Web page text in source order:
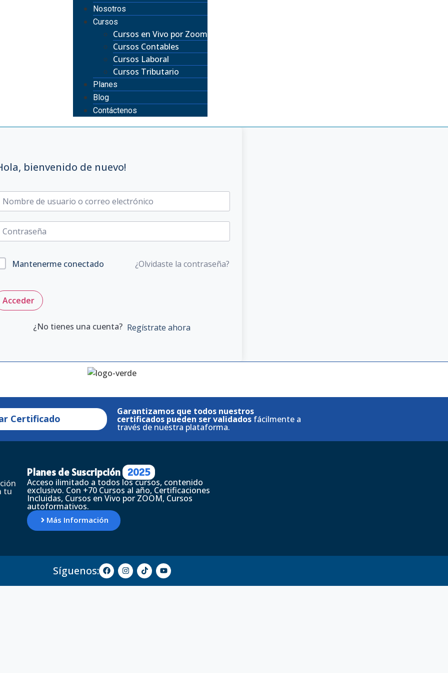
Nosotros
Cursos
Cursos en Vivo por Zoom
Cursos Contables
Cursos Laboral
Cursos Tributario
Planes
Blog
Contáctenos
bienvenido de nuevo!
Mantenerme conectado ¿Olvidaste la contraseña?
Acceder
¿No tienes una cuenta? Regístrate ahora
Certificado
Garantizamos que todos nuestros
certificados pueden ser validados fácilmente a
través de nuestra plataforma.
tu
Planes de Suscripción 2025
Acceso ilimitado a todos los cursos, contenido
exclusivo. Con +70 Cursos al año, Certificaciones
Incluidas, Cursos en Vivo por ZOOM, Cursos
autoformativos.
Más Información
Síguenos: